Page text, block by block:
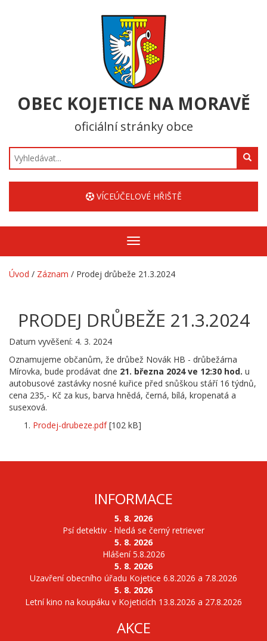
OBEC KOJETICE NA MORAVĚ
oficiální stránky obce
Hledat
VÍCEÚČELOVÉ HŘIŠTĚ
Zobrazit/skrýt
navigaci
Úvod / Záznam / Prodej drůbeže 21.3.2024
PRODEJ DRŮBEŽE 21.3.2024
Datum vyvěšení: 4. 3. 2024
Oznamujeme občanům, že drůbež Novák HB - drůbežárna
Mírovka, bude prodávat dne 21. března 2024 ve 12:30 hod. u
autobusové zastávky nosné kuřice před snůškou stáří 16 týdnů,
cena 235,- Kč za kus, barva hnědá, černá, bílá, kropenatá a
susexová.
Prodej-drubeze.pdf[102 kB]
INFORMACE
5. 8. 2026
Psí detektiv - hledá se černý retriever
5. 8. 2026
Hlášení 5.8.2026
5. 8. 2026
Uzavření obecního úřadu Kojetice 6.8.2026 a 7.8.2026
5. 8. 2026
Letní kino na koupáku v Kojeticích 13.8.2026 a 27.8.2026
AKCE